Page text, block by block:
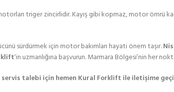
triger zincirlidir. Kayış gibi kopmaz, motor ömrü
sürdürmek için motor bakımları hayati önem taşır.
‘in uzmanlığına başvurun. Marmara Bölgesi’nin her
talebi için hemen Kural Forklift ile iletişime